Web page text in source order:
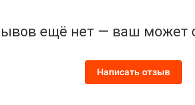
ещё нет — ваш может
Написать отзыв